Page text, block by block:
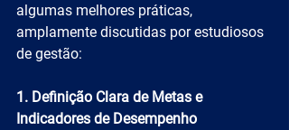
algumas melhores práticas,
amplamente discutidas por estudiosos
de gestão:
1. Definição Clara de Metas e
Indicadores de Desempenho